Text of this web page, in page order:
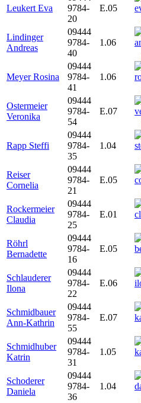
Leukert Eva
9784-
20
E.05
Lindinger
Andreas
09444
9784-
40
1.06
Meyer Rosina
09444
9784-
41
1.06
Ostermeier
Veronika
09444
9784-
54
E.07
Rapp Steffi
09444
9784-
35
1.04
Reiser
Cornelia
09444
9784-
21
E.05
Rockermeier
Claudia
09444
9784-
25
E.01
Röhrl
Bernadette
09444
9784-
16
E.05
Schlauderer
Ilona
09444
9784-
22
E.06
Schmidbauer
Ann-Kathrin
09444
9784-
55
E.07
Schmidhuber
Katrin
09444
9784-
31
1.05
Schoderer
Daniela
09444
9784-
36
1.04